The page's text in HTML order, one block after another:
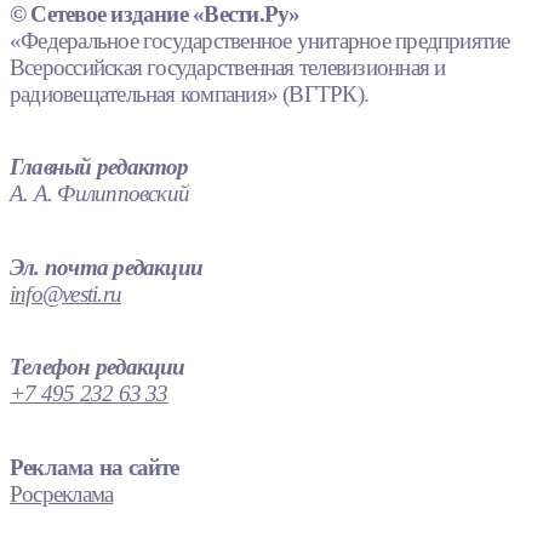
© Сетевое издание «Вести.Ру»
«Федеральное государственное унитарное предприятие
Всероссийская государственная телевизионная и
радиовещательная компания» (ВГТРК).
Главный редактор
А. А. Филипповский
Эл. почта редакции
info@vesti.ru
Телефон редакции
+7 495 232 63 33
Реклама на сайте
Росреклама